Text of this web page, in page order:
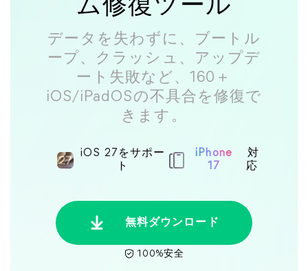
ム修復ツール
データを失わずに、ブートル
ープ、クラッシュ、アップデ
ート失敗など、160＋
iOS/iPadOSの不具合を修復で
きます。
iOS 27をサポー
ト
iPhone
17
対
応
無料ダウンロード
100%安全